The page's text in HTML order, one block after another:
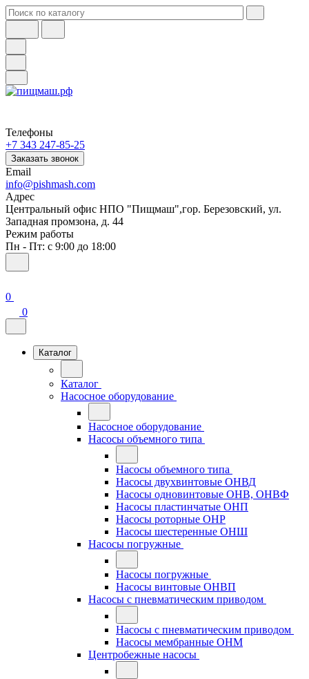
Телефоны
+7 343 247-85-25
Заказать звонок
Email
info@pishmash.com
Адрес
Центральный офис НПО "Пищмаш",гор. Березовский, ул.
Западная промзона, д. 44
Режим работы
Пн - Пт: с 9:00 до 18:00
0
0
Каталог
Каталог
Насосное оборудование
Насосное оборудование
Насосы объемного типа
Насосы объемного типа
Насосы двухвинтовые ОНВД
Насосы одновинтовые ОНВ, ОНВФ
Насосы пластинчатые ОНП
Насосы роторные ОНР
Насосы шестеренные ОНШ
Насосы погружные
Насосы погружные
Насосы винтовые ОНВП
Насосы с пневматическим приводом
Насосы с пневматическим приводом
Насосы мембранные ОНМ
Центробежные насосы